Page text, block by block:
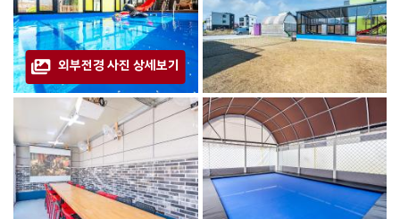
외부전경 사진 상세보기